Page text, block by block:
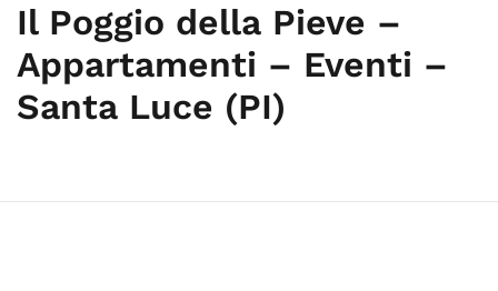
Il Poggio della Pieve –
Appartamenti – Eventi –
Santa Luce (PI)